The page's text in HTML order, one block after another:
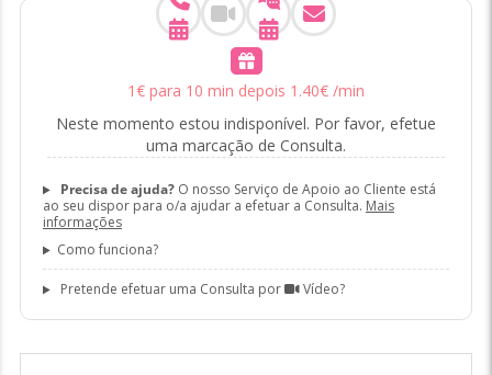
1€ para 10 min depois 1 .40€ /min
Neste momento estou indisponível. Por favor, efetue
uma marcação de Consulta.
Precisa de ajuda?O nosso Serviço de Apoio ao Cliente está
ao seu dispor para o/a ajudar a efetuar a Consulta. Mais
informações
Como funciona?
Pretende efetuar uma Consulta por Vídeo?